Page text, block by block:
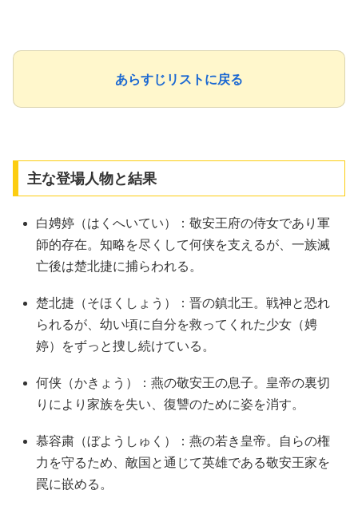
あらすじリストに戻る
主な登場人物と結果
白娉婷（はくへいてい）：敬安王府の侍女であり軍
師的存在。知略を尽くして何侠を支えるが、一族滅
亡後は楚北捷に捕らわれる。
楚北捷（そほくしょう）：晋の鎮北王。戦神と恐れ
られるが、幼い頃に自分を救ってくれた少女（娉
婷）をずっと捜し続けている。
何侠（かきょう）：燕の敬安王の息子。皇帝の裏切
りにより家族を失い、復讐のために姿を消す。
慕容粛（ぼようしゅく）：燕の若き皇帝。自らの権
力を守るため、敵国と通じて英雄である敬安王家を
罠に嵌める。